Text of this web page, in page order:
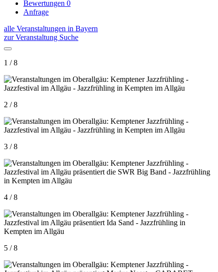
Bewertungen 0
Anfrage
alle Veranstaltungen in Bayern
zur Veranstaltung Suche
1 / 8
2 / 8
3 / 8
4 / 8
5 / 8